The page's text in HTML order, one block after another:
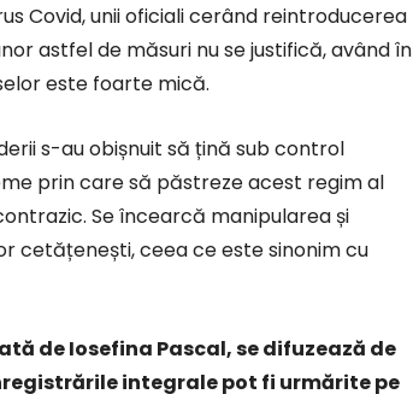
Covid, unii oficiali cerând reintroducerea
astfel de măsuri nu se justifică, având în
este foarte mică.
s-au obișnuit să țină sub control
prin care să păstreze acest regim al
Se încearcă manipularea și
cetățenești, ceea ce este sinonim cu
de Iosefina Pascal, se difuzează de
integrale pot fi urmărite pe